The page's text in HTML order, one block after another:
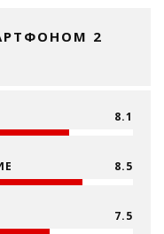
2
8.1
8.5
7.5